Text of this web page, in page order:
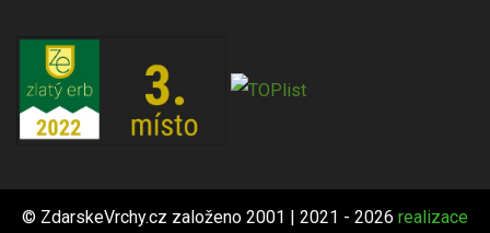
© ZdarskeVrchy.cz založeno 2001 | 2021 - 2026 realizace